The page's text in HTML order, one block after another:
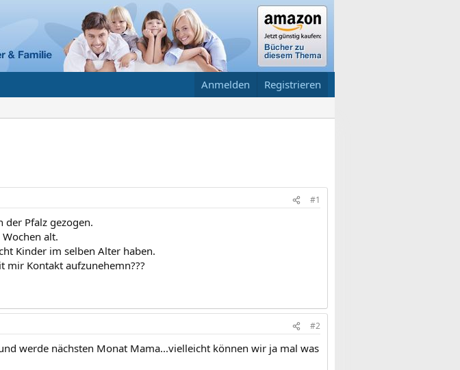
Anmelden Registrieren
#1
Pfalz gezogen.
alt.
Kinder im selben Alter haben.
mir Kontakt aufzunehemn???
#2
werde nächsten Monat Mama...vielleicht können wir ja mal was